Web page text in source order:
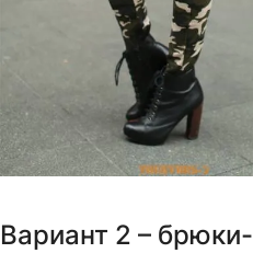
Вариант 2 –